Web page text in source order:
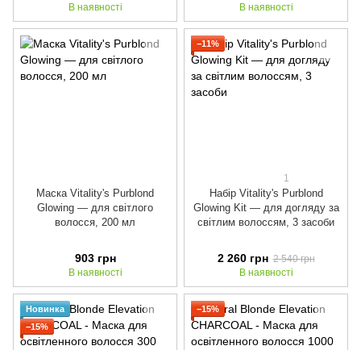
В наявності
В наявності
Маска Vitality's Purblond
Glowing — для світлого
волосся, 200 мл
903 грн
В наявності
−11%
1
Набір Vitality's Purblond
Glowing Kit — для догляду за
світлим волоссям, 3 засоби
2 260 грн 2 540 грн
В наявності
Новинка
−15%
−15%